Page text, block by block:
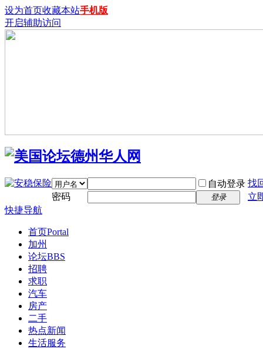
设为首页收藏本站手机版
开启辅助访问
自动登录 找
密码
登录
立
快捷导航
首页Portal
加州
论坛BBS
招聘
求职
汽车
房产
二手
热点新闻
生活服务